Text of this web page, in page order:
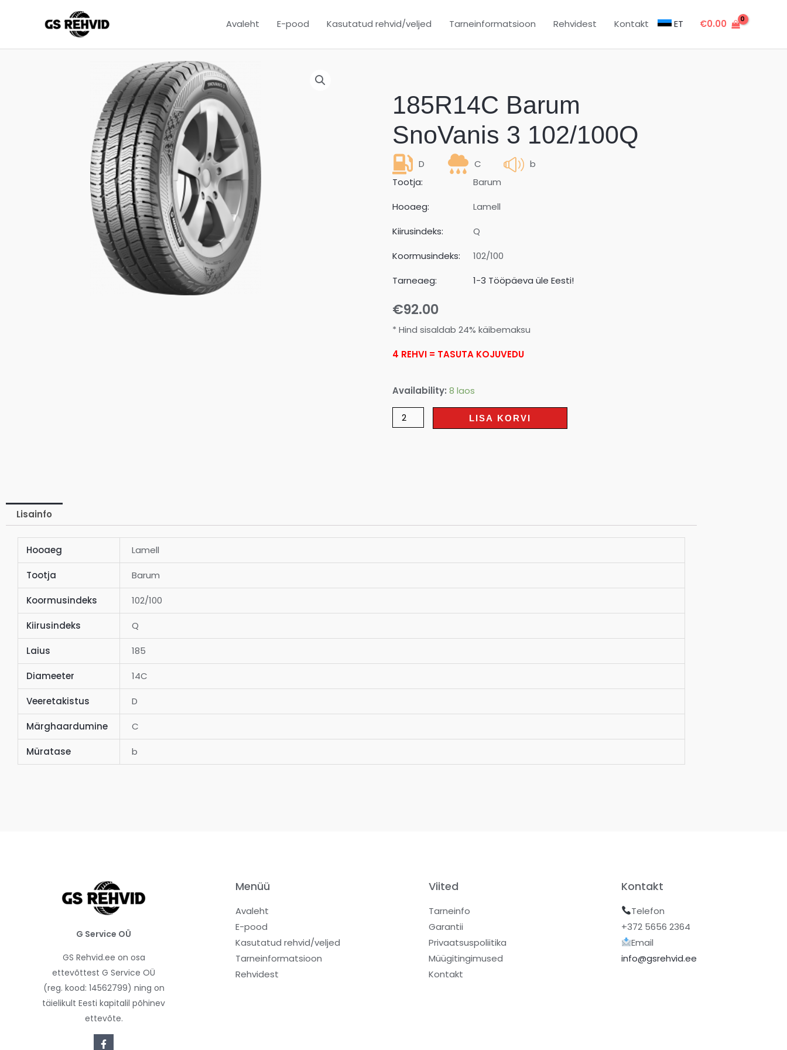
Avaleht E-pood Kasutatud rehvid/veljed Tarneinformatsioon Rehvidest Kontakt ET €0.00
185R14C Barum
SnoVanis 3 102/100Q
D C
b
Tootja:
Barum
Hooaeg:
Lamell
Kiirusindeks:
Q
Koormusindeks:
102/100
Tarneaeg:
1-3 Tööpäeva üle Eesti!
€92.00
* Hind sisaldab 24% käibemaksu
4 REHVI = TASUTA KOJUVEDU
Availability: 8 laos
LISA KORVI
Lisainfo
Hooaeg Lamell
Tootja Barum
Koormusindeks 102/100
Kiirusindeks Q
Laius 185
Diameeter 14C
Veeretakistus D
Märghaardumine C
Müratase b
G Service OÜ
GS Rehvid.ee on osa
ettevõttest G Service OÜ
(reg. kood: 14562799) ning on
täielikult Eesti kapitalil põhinev
ettevõte.
Menüü
Avaleht
E-pood
Kasutatud rehvid/veljed
Tarneinformatsioon
Rehvidest
Viited
Tarneinfo
Garantii
Privaatsuspoliitika
Müügitingimused
Kontakt
Kontakt
Telefon
+372 5656 2364
Email
info@gsrehvid.ee